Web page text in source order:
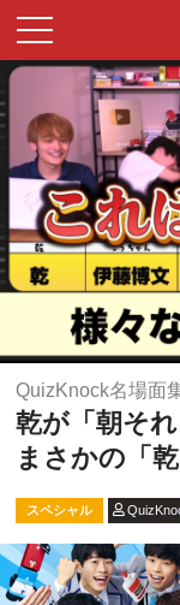
QuizKnock名場面
乾が「朝そ
まさかの「
スペシャル